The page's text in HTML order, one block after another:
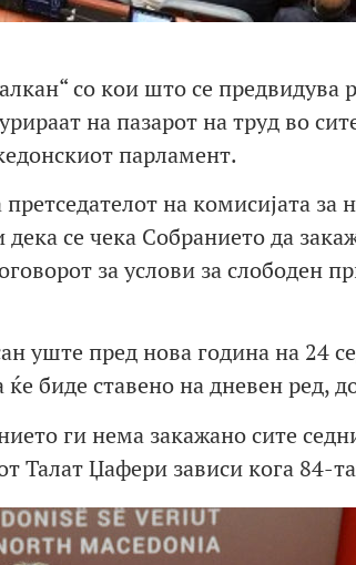
со кои што се предвидува
на пазарот на труд во
парламент.
на комисијата за
се чека Собранието да
за услови за слободен
уште пред нова година на 24
ќе биде ставено на дневен ред,
ги нема закажано сите
Талат Џафери зависи кога 84-